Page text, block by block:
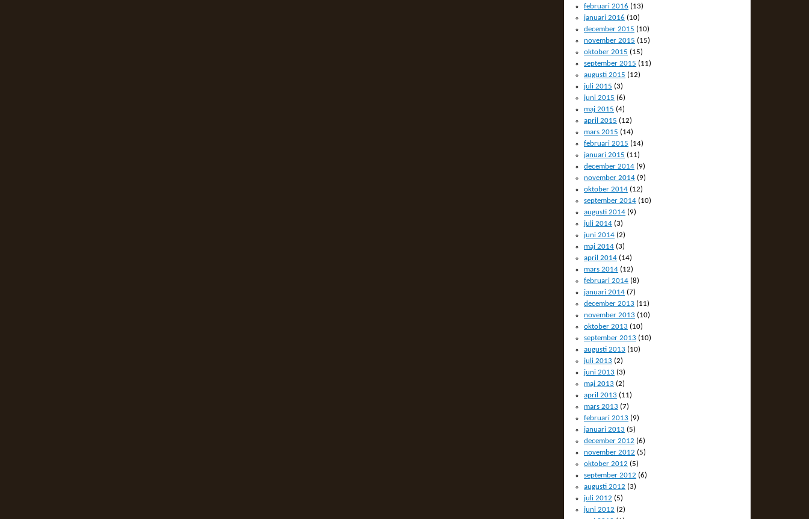
februari 2016 (13)
januari 2016 (10)
december 2015 (10)
november 2015 (15)
oktober 2015 (15)
september 2015 (11)
augusti 2015 (12)
juli 2015 (3)
juni 2015 (6)
maj 2015 (4)
april 2015 (12)
mars 2015 (14)
februari 2015 (14)
januari 2015 (11)
december 2014 (9)
november 2014 (9)
oktober 2014 (12)
september 2014 (10)
augusti 2014 (9)
juli 2014 (3)
juni 2014 (2)
maj 2014 (3)
april 2014 (14)
mars 2014 (12)
februari 2014 (8)
januari 2014 (7)
december 2013 (11)
november 2013 (10)
oktober 2013 (10)
september 2013 (10)
augusti 2013 (10)
juli 2013 (2)
juni 2013 (3)
maj 2013 (2)
april 2013 (11)
mars 2013 (7)
februari 2013 (9)
januari 2013 (5)
december 2012 (6)
november 2012 (5)
oktober 2012 (5)
september 2012 (6)
augusti 2012 (3)
juli 2012 (5)
juni 2012 (2)